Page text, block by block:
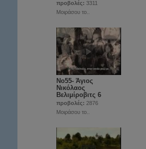
προβολές: 3311
Μοιράσου το..
Νο55- Άγιος
Νικόλαος
Βελιμίροβιτς 6
προβολές: 2876
Μοιράσου το..